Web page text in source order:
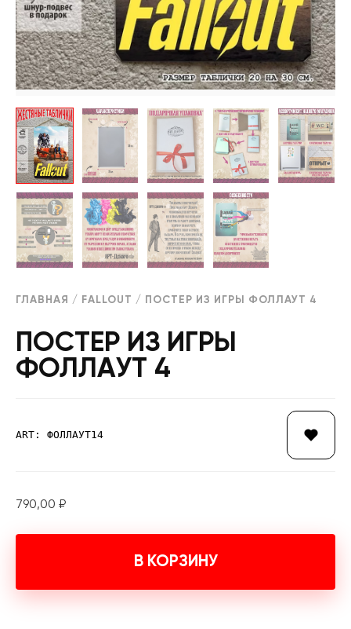
ГЛАВНАЯ / FALLOUT / ПОСТЕР ИЗ ИГРЫ ФОЛЛАУТ 4
ПОСТЕР ИЗ ИГРЫ
ФОЛЛАУТ 4
ART: ФОЛЛАУТ14
790,00 ₽
В КОРЗИНУ